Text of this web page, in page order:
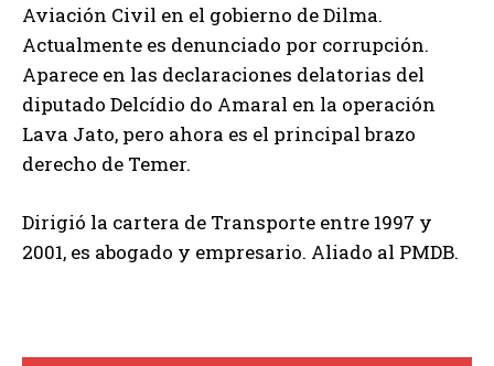
Aviación Civil en el gobierno de Dilma.
Actualmente es denunciado por corrupción.
Aparece en las declaraciones delatorias del
diputado Delcídio do Amaral en la operación
Lava Jato, pero ahora es el principal brazo
derecho de Temer.
Dirigió la cartera de Transporte entre 1997 y
2001, es abogado y empresario. Aliado al PMDB.